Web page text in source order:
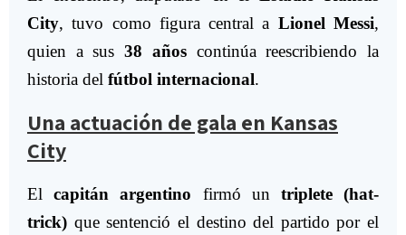
City, tuvo como figura central a Lionel Messi,
quien a sus38 añoscontinúa reescribiendo la
historia del fútbol internacional.
Una actuación de gala en Kansas
City
Elcapitán argentino firmó un triplete (hat-
trick) que sentenció el destino del partido por el